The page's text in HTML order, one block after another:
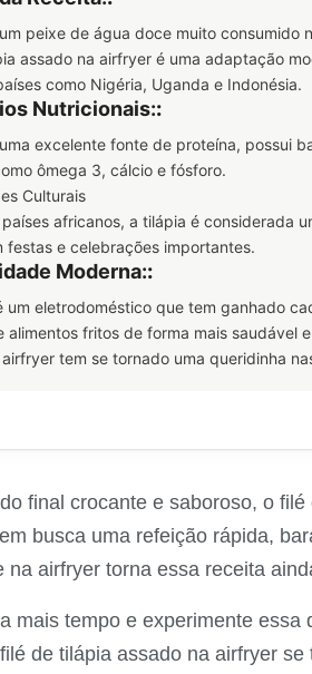
peixe de água doce muito consumido
assado na airfryer é uma adaptação
como Nigéria, Uganda e Indonésia.
Nutricionais::
excelente fonte de proteína, possui
ômega 3, cálcio e fósforo.
Culturais
países africanos, a tilápia é considerada
festas e celebrações importantes.
Moderna::
um eletrodoméstico que tem ganhado
alimentos fritos de forma mais saudável
tem se tornado uma queridinha
final crocante e saboroso, o
busca uma refeição rápida,
na airfryer torna essa receita
mais tempo e experimente
de tilápia assado na airfryer